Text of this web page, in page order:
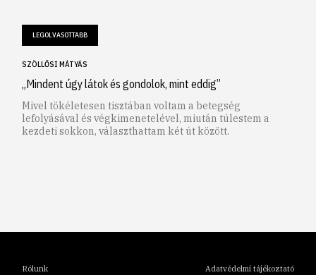
LEGOLVASOTTABB
SZÖLLŐSI MÁTYÁS
„Mindent úgy látok és gondolok, mint eddig”
Mivel tökéletesen tisztában voltam a betegség
lefolyásával és végkimenetelével, miután túlestem a
kezdeti sokkon, választhattam két út között.
Rólunk Adatvédelmi tájékoztató